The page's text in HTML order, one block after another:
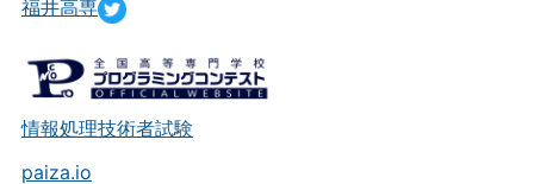
福井高専
情報処理技術者試験
paiza.io